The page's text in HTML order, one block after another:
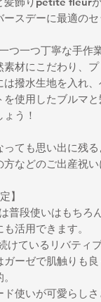
スデーに最適のセ
一つ丁寧な手作
材にこだわり、
は撥水生地を入れ
を使用したブルマ
う！
ても思い出に残る
などのご出産祝い
】
普段使いはもちろ
活用できます。
けているリバティ
ーゼで肌触りも
使いが可愛らし